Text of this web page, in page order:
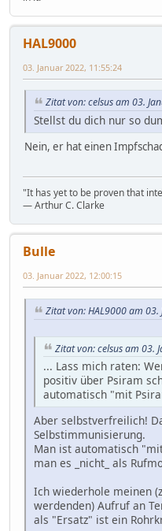
HAL9000
03. Januar 2022, 11:55:24
Zitat von: celsus am 03.
Stellst du dich nur so
Nein, er hat einen
"It has yet to be proven that
― Arthur C. Clarke
Bulle
03. Januar 2022, 12:00:15
Zitat von: HAL9000 am
Zitat von: celsus am 03.
... Lass mich raten:
positiv über Psiram
automatisch "mit
Aber selbstverfreilich!
Selbstimmunisierung.
Man ist automatisch
man es _nicht_ als
Ich wiederhole meinen
werdenden) Aufruf an
als "Ersatz" ist ein